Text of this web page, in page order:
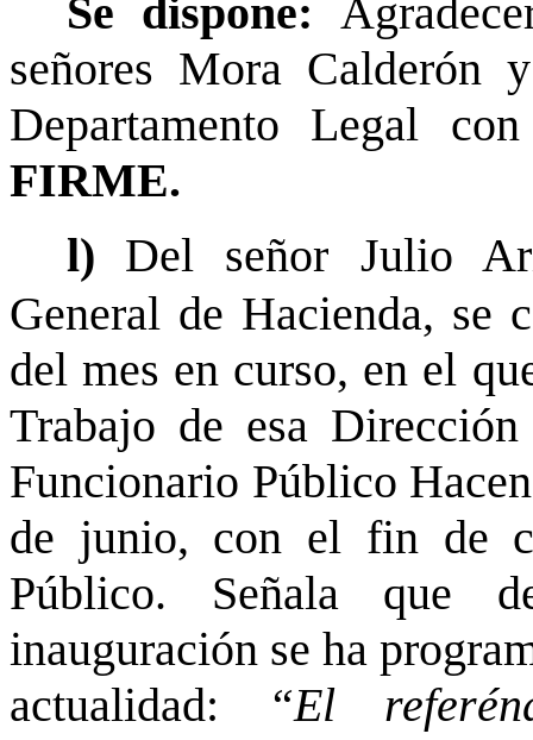
Se dispone:
señores Mora Calderón
Departamento Legal
FIRME.
l)
Del señor Julio
General de Hacienda, se
del mes en curso, en el
Trabajo de esa
Funcionario Público
de junio, con el fin de
Público. Señala que
inauguración se ha
actualidad:
“El